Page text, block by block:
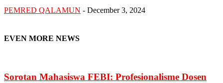
PEMRED QALAMUN - December 3, 2024
EVEN MORE NEWS
Sorotan Mahasiswa FEBI: Profesionalisme Dosen